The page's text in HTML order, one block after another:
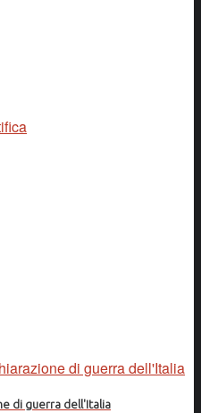
di guerra dell'Italia